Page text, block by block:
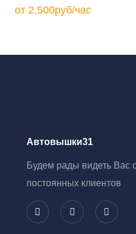
от 2,500руб/час
Автовышки31
Будем рады видеть Вас
постоянных клиентов